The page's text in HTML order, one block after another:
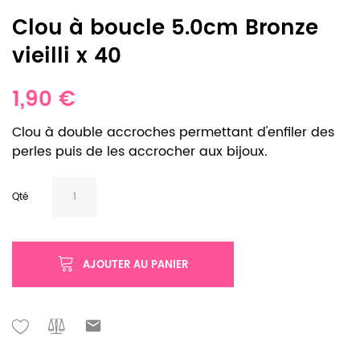
Clou à boucle 5.0cm Bronze
vieilli x 40
1,90 €
Clou à double accroches permettant d'enfiler des
perles puis de les accrocher aux bijoux.
Qté
AJOUTER AU PANIER